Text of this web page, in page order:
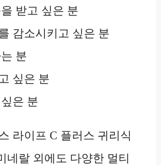
받고 싶은 분
감소시키고 싶은 분
분
싶은 분
은 분
라이프 C 플러스 귀리식
네랄 외에도 다양한 멀티